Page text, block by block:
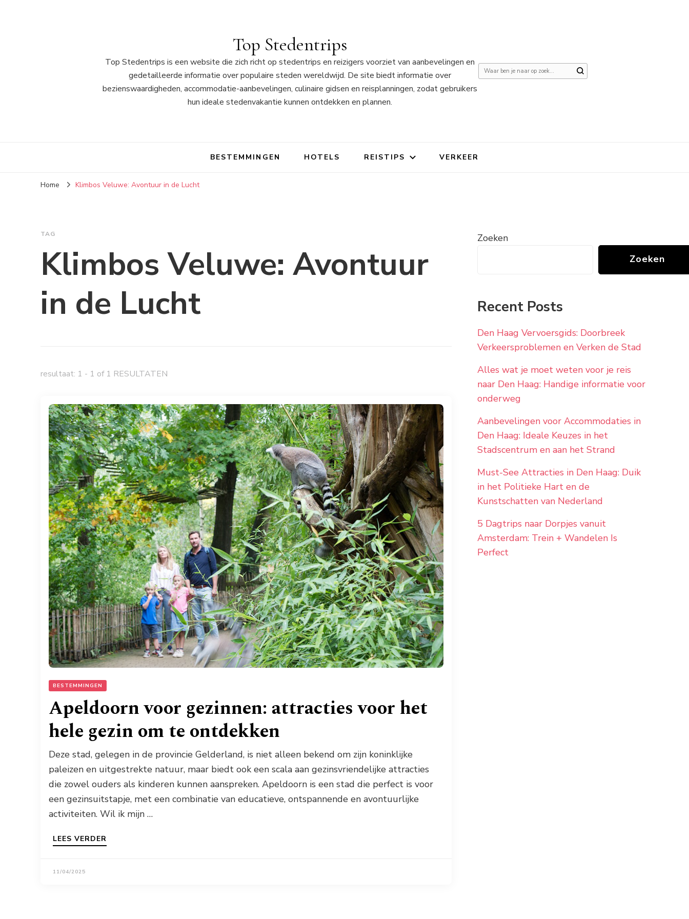
Top Stedentrips
Top Stedentrips is een website die zich richt op stedentrips en reizigers voorziet van aanbevelingen en
gedetailleerde informatie over populaire steden wereldwijd. De site biedt informatie over
bezienswaardigheden, accommodatie-aanbevelingen, culinaire gidsen en reisplanningen, zodat gebruikers
hun ideale stedenvakantie kunnen ontdekken en plannen.
Op
BESTEMMINGEN HOTELS REISTIPS VERKEER
Home Klimbos Veluwe: Avontuur in de Lucht
TAG
Klimbos Veluwe: Avontuur
in de Lucht
resultaat: 1 - 1 of 1 RESULTATEN
BESTEMMINGEN
Apeldoorn voor gezinnen: attracties voor het
hele gezin om te ontdekken
Deze stad, gelegen in de provincie Gelderland, is niet alleen bekend om zijn koninklijke
paleizen en uitgestrekte natuur, maar biedt ook een scala aan gezinsvriendelijke attracties
die zowel ouders als kinderen kunnen aanspreken. Apeldoorn is een stad die perfect is voor
een gezinsuitstapje, met een combinatie van educatieve, ontspannende en avontuurlijke
activiteiten. Wil ik mijn …
LEES VERDER
11/04/2025
Zoeken
Zoeken
Recent Posts
Den Haag Vervoersgids: Doorbreek
Verkeersproblemen en Verken de Stad
Alles wat je moet weten voor je reis
naar Den Haag: Handige informatie voor
onderweg
Aanbevelingen voor Accommodaties in
Den Haag: Ideale Keuzes in het
Stadscentrum en aan het Strand
Must-See Attracties in Den Haag: Duik
in het Politieke Hart en de
Kunstschatten van Nederland
5 Dagtrips naar Dorpjes vanuit
Amsterdam: Trein + Wandelen Is
Perfect